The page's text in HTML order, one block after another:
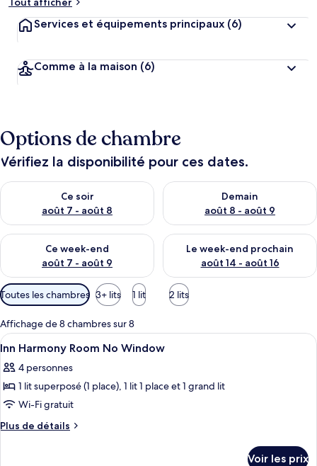
Services et équipements principaux (6)
Comme à la maison (6)
Options de chambre
Vérifiez la disponibilité pour ces dates.
Ce soir
août 7 - août 8
Vérifier la disponibilité pour ce soir août 7 - août 8
Demain
août 8 - août 9
Vérifier la disponibilité pour
Ce week-end
août 7 - août 9
Vérifier la disponibilité pour ce week-end août 7 - août 9
Le week-end prochain
août 14 - août 16
Vérifier la disponibilité pour
Filtres
disponibles
pour
les
chambres
Toutes les chambres 3+ lits 1 lit 2 lits
Affichage de 8 chambres sur 8
Afficher
toutes
les
photos
pour
ce
Coffres-forts dans les chambres,
5
Inn Harmony Room No Window
4 personnes
1 lit superposé (1 place), 1 lit 1 place et 1 grand lit
Wi-Fi gratuit
Plus de détails
Plus
Voir les prix